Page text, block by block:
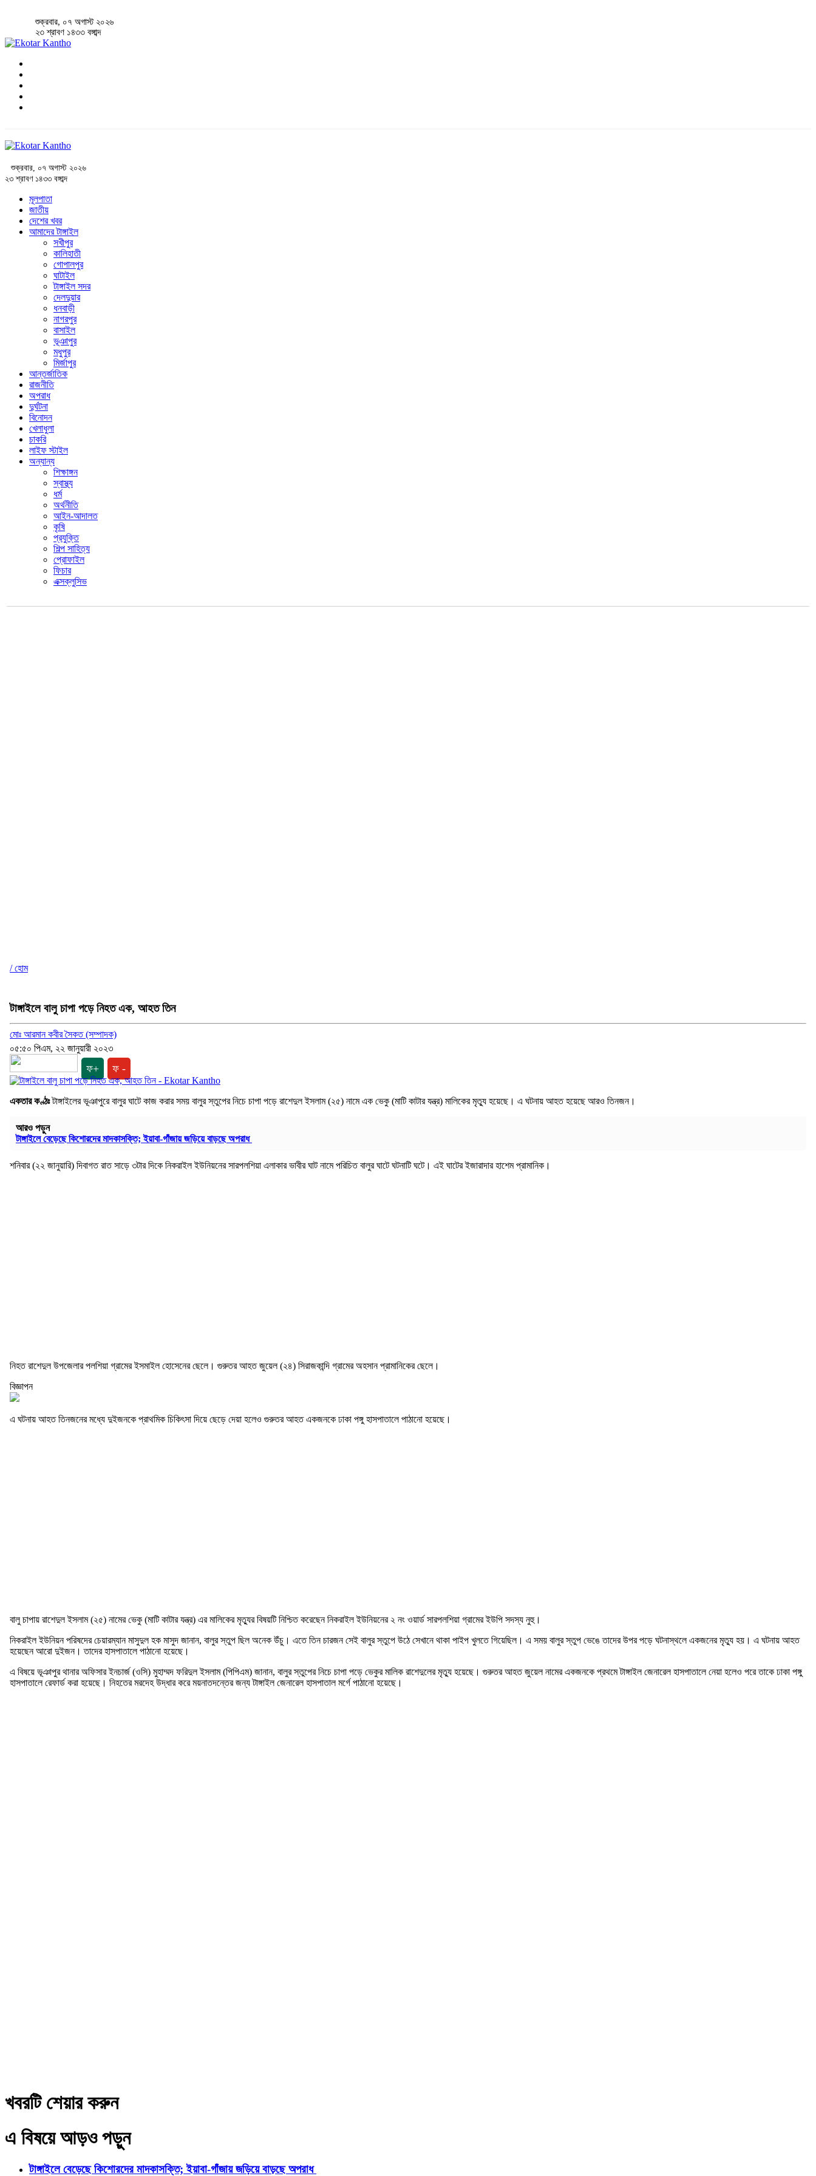
শুক্রবার, ০৭ অগাস্ট ২০২৬
২৩ শ্রাবণ ১৪৩৩ বঙ্গাব্দ
শুক্রবার, ০৭ অগাস্ট ২০২৬
২৩ শ্রাবণ ১৪৩৩ বঙ্গাব্দ
মূলপাতা
জাতীয়
দেশের খবর
আমাদের টাঙ্গাইল
সখীপুর
কালিহাতী
গোপালপুর
ঘাটাইল
টাঙ্গাইল সদর
দেলদুয়ার
ধনবাড়ী
নাগরপুর
বাসাইল
ভূঞাপুর
মধুপুর
মির্জাপুর
আন্তর্জাতিক
রাজনীতি
অপরাধ
দুর্ঘটনা
বিনোদন
খেলাধুলা
চাকরি
লাইফ স্টাইল
অন্যান্য
শিক্ষাঙ্গন
স্বাস্থ্য
ধর্ম
অর্থনীতি
আইন-আদালত
কৃষি
প্রযুক্তি
শিল্প সাহিত্য
প্রোফাইল
ফিচার
এক্সক্লুসিভ
/ হোম
টাঙ্গাইলে বালু চাপা পড়ে নিহত এক, আহত তিন
মোঃ আরমান কবীর সৈকত (সম্পাদক)
০৫:৫০ পিএম, ২২ জানুয়ারী ২০২৩
ফ+ ফ -
একতার কণ্ঠঃটাঙ্গাইলের ভূঞাপুরে বালুর ঘাটে কাজ করার সময় বালুর স্তুপের নিচে চাপা পড়ে রাশেদুল ইসলাম (২৫) নামে এক ভেকু (মাটি কাটার যন্ত্র) মালিকের মৃত্যু হয়েছে। এ ঘটনায় আহত হয়েছে আরও তিনজন।
আরও পড়ুন
টাঙ্গাইলে বেড়েছে কিশোরদের মাদকাসক্তি; ইয়াবা-গাঁজায় জড়িয়ে বাড়ছে অপরাধ
শনিবার (২২ জানুয়ারি) দিবাগত রাত সাড়ে ৩টার দিকে নিকরাইল ইউনিয়নের সারপলশিয়া এলাকার ভাবীর ঘাট নামে পরিচিত বালুর ঘাটে ঘটনাটি ঘটে। এই ঘাটের ইজারাদার হাশেম প্রামানিক।
নিহত রাশেদুল উপজেলার পলশিয়া গ্রামের ইসমাইল হোসেনের ছেলে। গুরুতর আহত জুয়েল (২৪) সিরাজকান্দি গ্রামের অহসান প্রামানিকের ছেলে।
বিজ্ঞাপন
এ ঘটনায় আহত তিনজনের মধ্যে দুইজনকে প্রাথমিক চিকিৎসা দিয়ে ছেড়ে দেয়া হলেও গুরুতর আহত একজনকে ঢাকা পঙ্গু হাসপাতালে পাঠানো হয়েছে।
বালু চাপায় রাশেদুল ইসলাম (২৫) নামের ভেকু (মাটি কাটার যন্ত্র) এর মালিকের মৃত্যুর বিষয়টি নিশ্চিত করেছেন নিকরাইল ইউনিয়নের ২ নং ওয়ার্ড সারপলশিয়া গ্রামের ইউপি সদস্য নুহু।
নিকরাইল ইউনিয়ন পরিষদের চেয়ারম্যান মাসুদুল হক মাসুদ জানান, বালুর স্তুপ ছিল অনেক উঁচু। এতে তিন চারজন সেই বালুর স্তুপে উঠে সেখানে থাকা পাইপ খুলতে গিয়েছিল। এ সময় বালুর স্তুপ ভেঙে তাদের উপর পড়ে ঘটনাস্থলে একজনের মৃত্যু হয়। এ ঘটনায় আহত
হয়েছেন আরো দুইজন। তাদের হাসপাতালে পাঠানো হয়েছে।
এ বিষয়ে ভূঞাপুর থানার অফিসার ইনচার্জ (ওসি) মুহাম্মদ ফরিদুল ইসলাম (পিপিএম) জানান, বালুর স্তুপের নিচে চাপা পড়ে ভেকুর মালিক রাশেদুলের মৃত্যু হয়েছে। গুরুতর আহত জুয়েল নামের একজনকে প্রথমে টাঙ্গাইল জেনারেল হাসপাতালে নেয়া হলেও পরে তাকে ঢাকা পঙ্গু
হাসপাতালে রেফার্ড করা হয়েছে। নিহতের মরদেহ উদ্ধার করে ময়নাতদন্তের জন্য টাঙ্গাইল জেনারেল হাসপাতাল মর্গে পাঠানো হয়েছে।
খবরটি শেয়ার করুন
এ বিষয়ে আড়ও পড়ুন
টাঙ্গাইলে বেড়েছে কিশোরদের মাদকাসক্তি; ইয়াবা-গাঁজায় জড়িয়ে বাড়ছে অপরাধ